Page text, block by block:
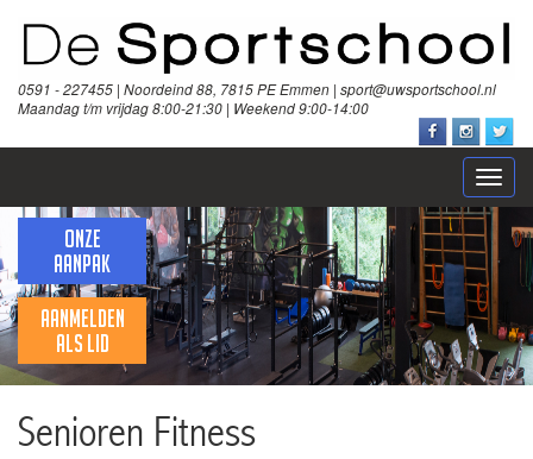
0591 - 227455 | Noordeind 88, 7815 PE Emmen | sport@uwsportschool.nl
Maandag t/m vrijdag 8:00-21:30 | Weekend 9:00-14:00
Open
ONZE
AANPAK
AANMELDEN
ALS LID
Senioren Fitness